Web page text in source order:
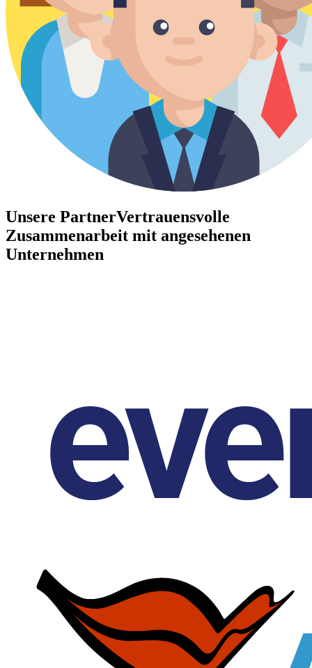
Unsere PartnerVertrauensvolle
Zusammenarbeit mit angesehenen
Unternehmen